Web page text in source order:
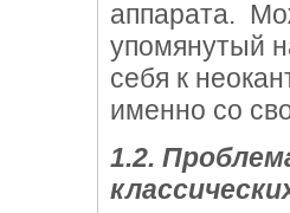
аппарата.
упомянутый
себя к
именно со
1.2.